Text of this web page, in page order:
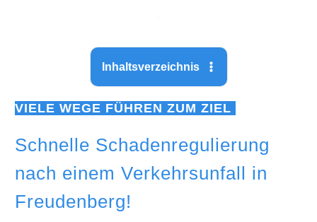
Inhaltsverzeichnis
VIELE WEGE FÜHREN ZUM ZIEL
Schnelle Schadenregulierung
nach einem Verkehrsunfall in
Freudenberg!